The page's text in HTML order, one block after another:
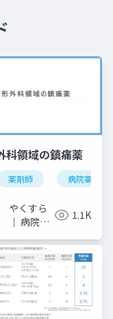
科領域の鎮痛薬
薬剤師 病院薬剤師
やくすら
｜ 病院薬
ライドメ
モ
1.1K